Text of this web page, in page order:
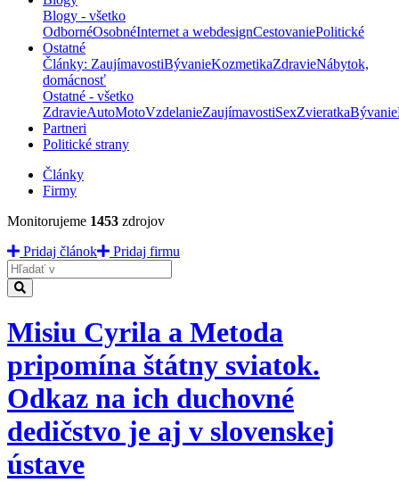
Blogy - všetko
OdbornéOsobnéInternet a webdesignCestovaniePolitické
Ostatné
Články: ZaujímavostiBývanieKozmetikaZdravieNábytok,
domácnosť
Ostatné - všetko
ZdravieAutoMotoVzdelanieZaujímavostiSexZvieratkaBývanie
Partneri
Politické strany
Články
Firmy
Monitorujeme 1453 zdrojov
Pridaj článok
Pridaj firmu
Hladať
Misiu Cyrila a Metoda
pripomína štátny sviatok.
Odkaz na ich duchovné
dedičstvo je aj v slovenskej
ústave